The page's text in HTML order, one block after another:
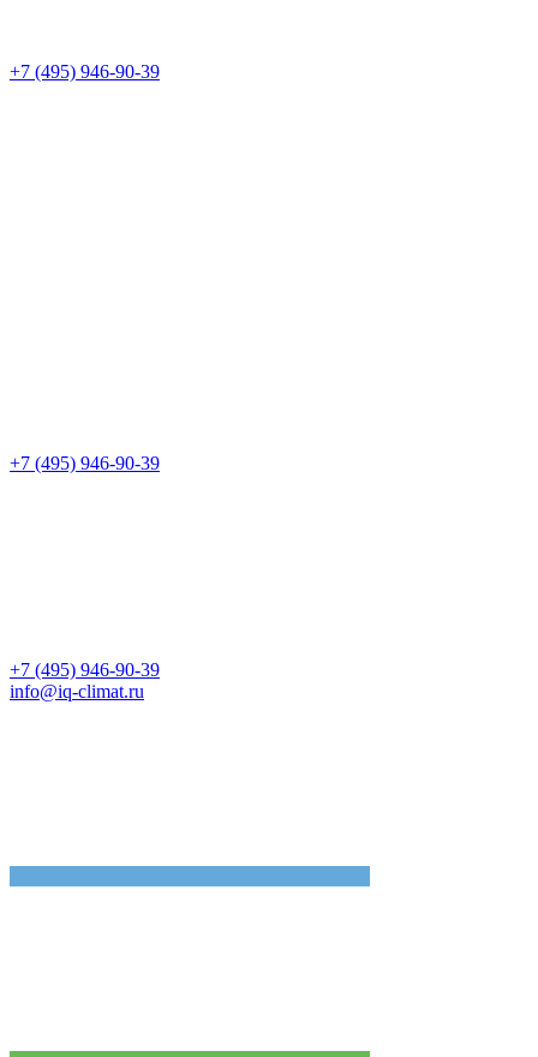
+7 (495) 946-90-39
+7 (495) 946-90-39
+7 (495) 946-90-39
info@iq-climat.ru